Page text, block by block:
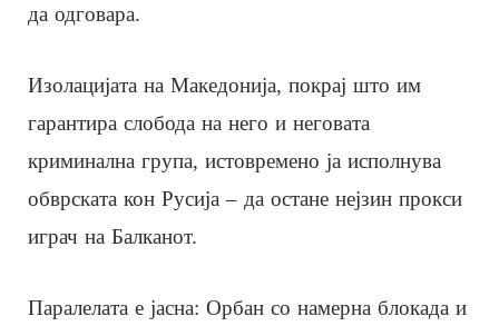
да одговара.
Изолацијата на Македонија, покрај што им
гарантира слобода на него и неговата
криминална група, истовремено ја исполнува
обврската кон Русија – да остане нејзин прокси
играч на Балканот.
Паралелата е јасна: Орбан со намерна блокада и